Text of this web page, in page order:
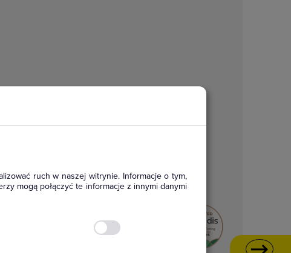
ruch w naszej witrynie. Informacje o tym,
mogą połączyć te informacje z innymi danymi